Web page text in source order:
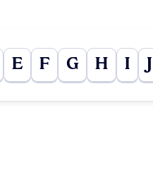
E F G H I